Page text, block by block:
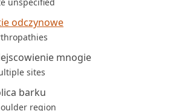
odczynowe
mnogie
sites
barku
region